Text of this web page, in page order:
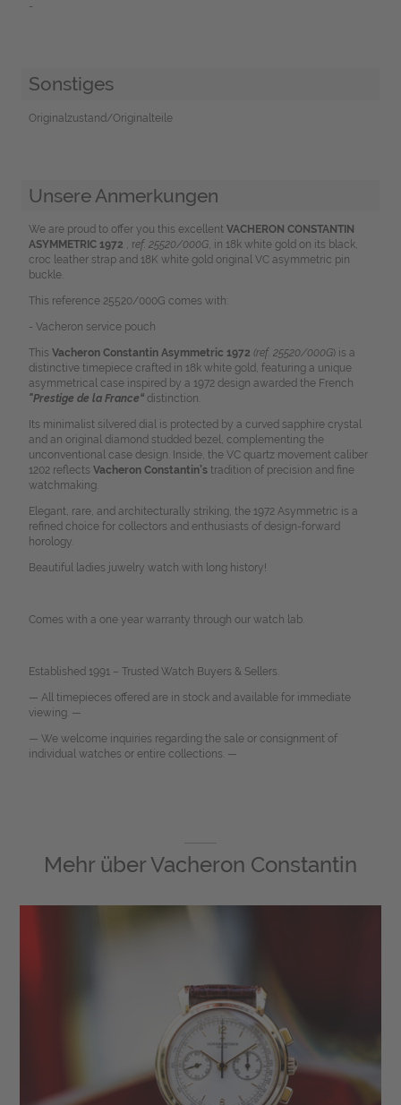
-
Sonstiges
Originalzustand/Originalteile
Unsere Anmerkungen
We are proud to offer you this excellent VACHERON CONSTANTIN
ASYMMETRIC 1972 , ref. 25520/000G, in 18k white gold on its black,
croc leather strap and 18K white gold original VC asymmetric pin
buckle.
This reference 25520/000G comes with:
- Vacheron service pouch
This Vacheron Constantin Asymmetric 1972 (ref. 25520/000G) is a
distinctive timepiece crafted in 18k white gold, featuring a unique
asymmetrical case inspired by a 1972 design awarded the French
"Prestige de la France“ distinction.
Its minimalist silvered dial is protected by a curved sapphire crystal
and an original diamond studded bezel, complementing the
unconventional case design. Inside, the VC quartz movement caliber
1202 reflects Vacheron Constantin’stradition of precision and fine
watchmaking.
Elegant, rare, and architecturally striking, the 1972 Asymmetric is a
refined choice for collectors and enthusiasts of design-forward
horology.
Beautiful ladies juwelry watch with long history!
Comes with a one year warranty through our watch lab.
Established 1991 – Trusted Watch Buyers & Sellers.
— All timepieces offered are in stock and available for immediate
viewing. —
— We welcome inquiries regarding the sale or consignment of
individual watches or entire collections. —
Mehr überVacheron Constantin